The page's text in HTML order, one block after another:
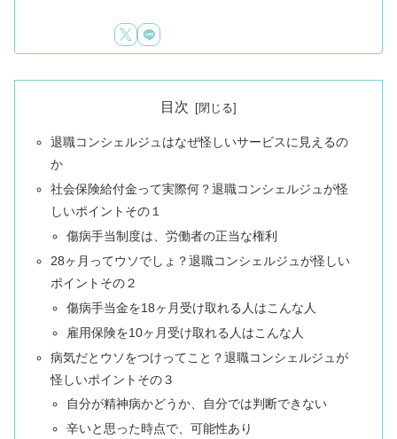
目次
退職コンシェルジュはなぜ怪しいサービスに見えるの
か
社会保険給付金って実際何？退職コンシェルジュが怪
しいポイントその１
傷病手当制度は、労働者の正当な権利
28ヶ月ってウソでしょ？退職コンシェルジュが怪しい
ポイントその２
傷病手当金を18ヶ月受け取れる人はこんな人
雇用保険を10ヶ月受け取れる人はこんな人
病気だとウソをつけってこと？退職コンシェルジュが
怪しいポイントその３
自分が精神病かどうか、自分では判断できない
辛いと思った時点で、可能性あり